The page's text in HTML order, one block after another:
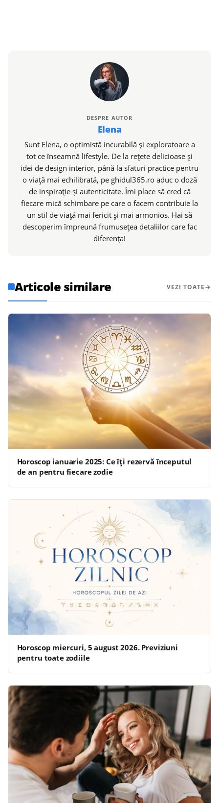
DESPRE AUTOR
Elena
Sunt Elena, o optimistă incurabilă și exploratoare a
tot ce înseamnă lifestyle. De la rețete delicioase și
idei de design interior, până la sfaturi practice pentru
o viață mai echilibrată, pe ghidul365.ro aduc o doză
de inspirație și autenticitate. Îmi place să cred că
fiecare mică schimbare pe care o facem contribuie la
un stil de viață mai fericit și mai armonios. Hai să
descoperim împreună frumusețea detaliilor care fac
diferența!
Articole similare VEZI TOATE
Horoscop ianuarie 2025: Ce îți rezervă începutul
de an pentru fiecare zodie
Horoscop miercuri, 5 august 2026. Previziuni
pentru toate zodiile